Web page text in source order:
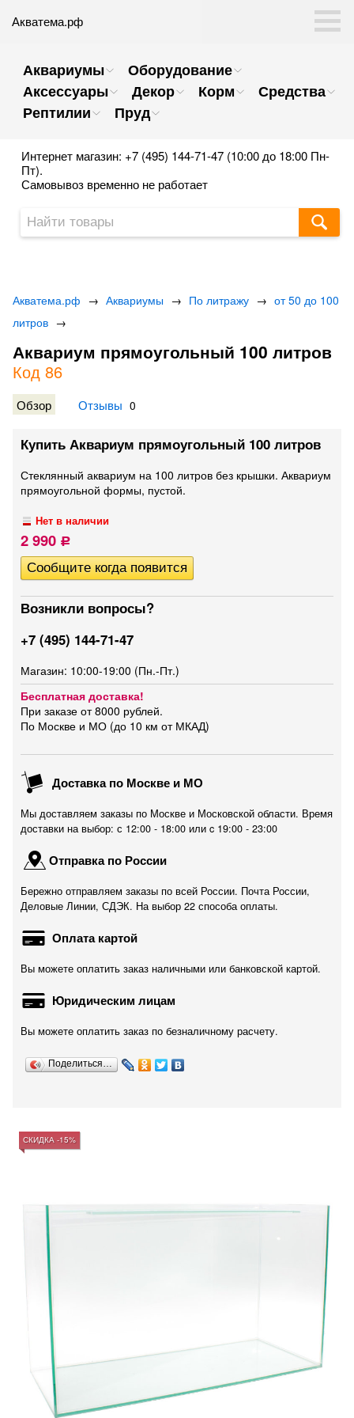
Акватема.рф
Аквариумы
Оборудование
Аксессуары
Декор Корм
Средства
Рептилии
Пруд
Интернет магазин: +7 (495) 144-71-47 (10:00 до 18:00 Пн-
Пт).
Самовывоз временно не работает
Акватема.рф → Аквариумы → По литражу → от 50 до 100
литров →
Аквариум прямоугольный 100 литров
Код 86
Обзор Отзывы 0
Купить Аквариум прямоугольный 100 литров
Стеклянный аквариум на 100 литров без крышки. Аквариум
прямоугольной формы, пустой.
Нет в наличии
2 990 Р
Возникли вопросы?
+7 (495) 144-71-47
Магазин: 10:00-19:00 (Пн.-Пт.)
Бесплатная доставка!
При заказе от 8000 рублей.
По Москве и МО (до 10 км от МКАД)
Доставка по Москве и МО
Мы доставляем заказы по Москве и Московской области. Время
доставки на выбор: с 12:00 - 18:00 или c 19:00 - 23:00
Отправка по России
Бережно отправляем заказы по всей России. Почта России,
Деловые Линии, СДЭК. На выбор 22 способа оплаты.
Оплата картой
Вы можете оплатить заказ наличными или банковской картой.
Юридическим лицам
Вы можете оплатить заказ по безналичному расчету.
Поделиться…
СКИДКА -15%